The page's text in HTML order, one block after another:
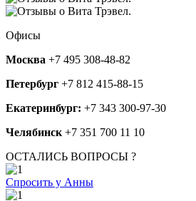
Офисы
Москва +7 495 308-48-82
Петербург +7 812 415-88-15
Екатеринбург: +7 343 300-97-30
Челябинск +7 351 700 11 10
ОСТАЛИСЬ ВОПРОСЫ ?
Спросить у Анны